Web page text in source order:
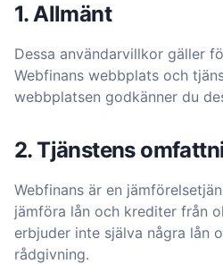
1. Allmänt
Dessa användarvillkor gäller
Webfinans webbplats och
webbplatsen godkänner du
2. Tjänstens
Webfinans är en
jämföra lån och krediter från
erbjuder inte själva några lån
rådgivning.